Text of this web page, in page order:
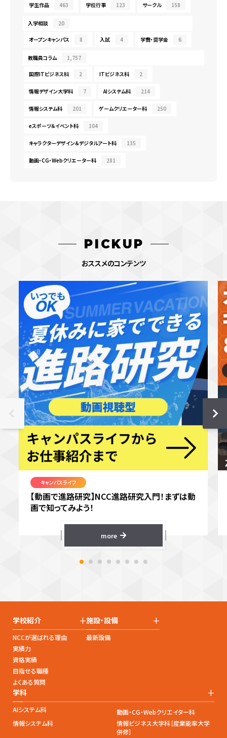
学生作品 463 学校行事 123 サークル 158
入学相談 20
オープンキャンパス 8 入試 4 学費・奨学金 6
教職員コラム 1,757
国際ITビジネス科 2 ITビジネス科 2
情報デザイン大学科 7 AIシステム科 214
情報システム科 201 ゲームクリエーター科 250
eスポーツ＆イベント科 104
キャラクターデザイン＆デジタルアート科 135
動画・CG・Webクリエーター科 281
PICKUP
おススメのコンテンツ
キャンパスライフ
【動画で進路研究】NCC進路研究入門！まずは動
画で知ってみよう！
more
学校紹介 +
NCCが選ばれる理由
実績力
資格実績
目指せる職種
よくある質問
施設・設備 +
最新設備
学科 +
AIシステム科
動画・CG・Webクリエイター科
情報システム科
情報ビジネス大学科［産業能率大学
併修］